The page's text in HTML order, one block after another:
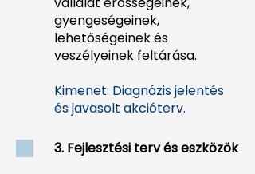
gyengeségeinek,
lehetőségeinek és
veszélyeinek feltárása.
Kimenet: Diagnózis jelentés
és javasolt akcióterv.
3. Fejlesztési terv és eszközök